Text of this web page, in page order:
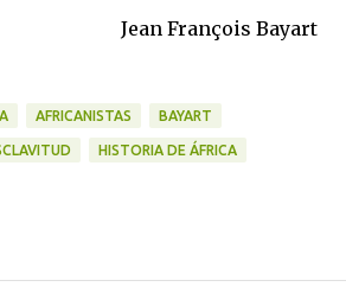
Jean François Bayart
AFRICANISTAS BAYART
HISTORIA DE ÁFRICA